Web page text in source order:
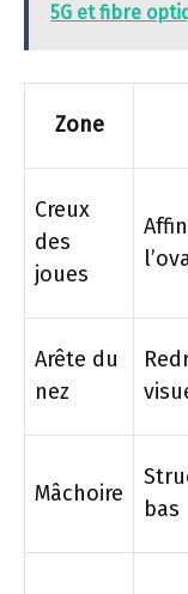
5G et fibre
Zone
Creux
des
joues
Arête du
nez
Mâchoire
bas